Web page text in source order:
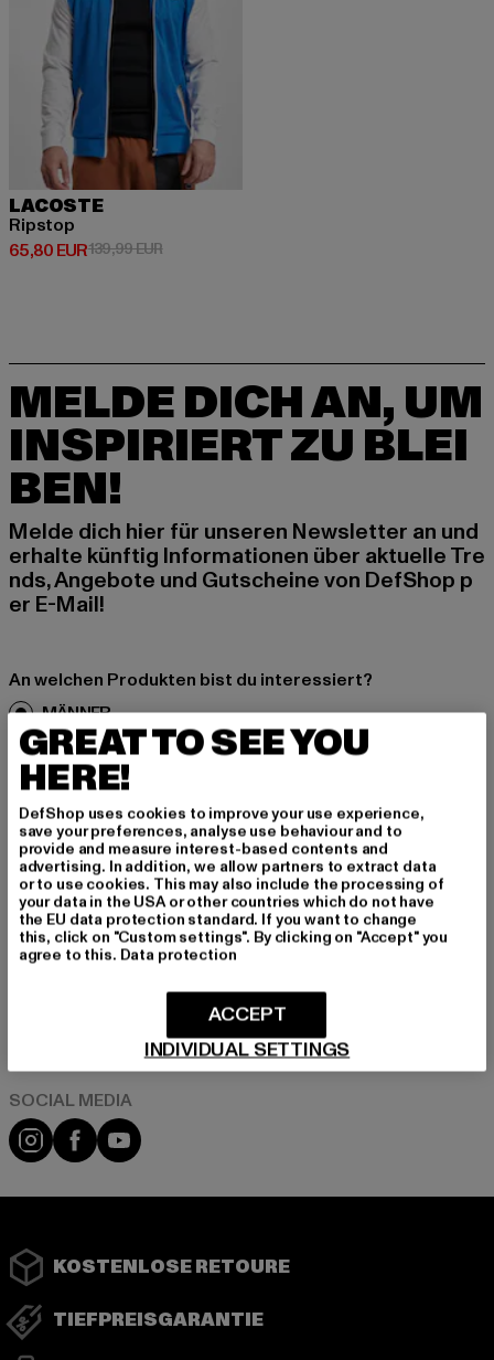
LACOSTE
Ripstop
65,80 EUR
Derzeitiger Preis: 65,80 EUR
139,99 EURAktionspreis: 139,99 EUR
MELDE DICH AN, UM
INSPIRIERT ZU BLEI
BEN!
Melde dich hier für unseren Newsletter an und
erhalte künftig Informationen über aktuelle Tre
nds, Angebote und Gutscheine von DefShop p
er E-Mail!
An welchen Produkten bist du interessiert?
MÄNNER
FRAUEN
E-MAIL
ANMELDEN
Informationen dazu, wie DefShop mit Deinen Daten umgeht, findest Du
in unserer Datenschutzerklärung. Du kannst Dich jederzeit kostenfei
abmelden.Datenschutzerklärung lesen.
Play market
Instagram
FacebookYouTube
KOSTENLOSE RETOURE
TIEFPREISGARANTIE
GREAT TO SEE YOU
HERE!
DefShop uses cookies to improve your use experience,
save your preferences, analyse use behaviour and to
provide and measure interest-based contents and
advertising. In addition, we allow partners to extract data
or to use cookies. This may also include the processing of
your data in the USA or other countries which do not have
the EU data protection standard. If you want to change
this, click on "Custom settings". By clicking on "Accept" you
agree to this. Data protection
INDIVIDUAL SETTINGS
ACCEPT